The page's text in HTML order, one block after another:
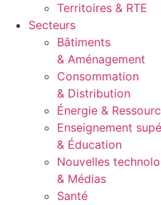
Territoires & RTE
Secteurs
Bâtiments
& Aménagement
Consommation
& Distribution
Énergie &
Enseignement
& Éducation
Nouvelles
& Médias
Santé